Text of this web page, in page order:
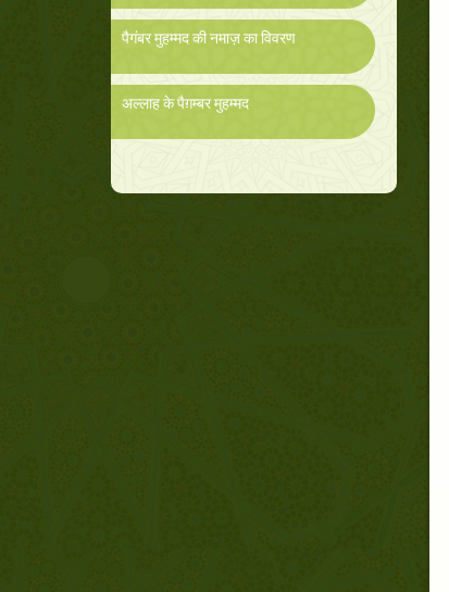
पैगंबर मुहम्मद की नमाज़ का विवरण
अल्लाह के पैग़म्बर मुहम्मद